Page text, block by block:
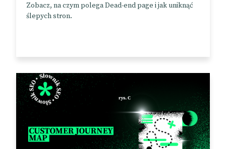
Zobacz, na czym polega Dead-end page i jak uniknąć
ślepych stron.